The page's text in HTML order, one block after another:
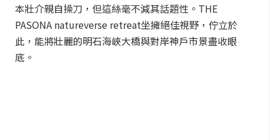
本壯介親自操刀，但這絲毫不減其話題性。THE
PASONA natureverse retreat坐擁絕佳視野，佇立於
此，能將壯麗的明石海峽大橋與對岸神戶市景盡收眼
底。